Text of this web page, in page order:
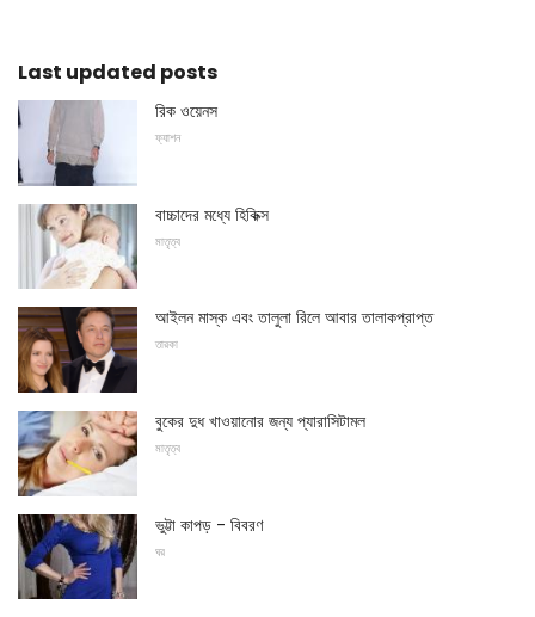
Last updated posts
রিক ওয়েনস
ফ্যাশন
বাচ্চাদের মধ্যে হিকিক্স
মাতৃত্ব
আইলন মাস্ক এবং তালুলা রিলে আবার তালাকপ্রাপ্ত
তারকা
বুকের দুধ খাওয়ানোর জন্য প্যারাসিটামল
মাতৃত্ব
ভুট্টা কাপড় - বিবরণ
ঘর